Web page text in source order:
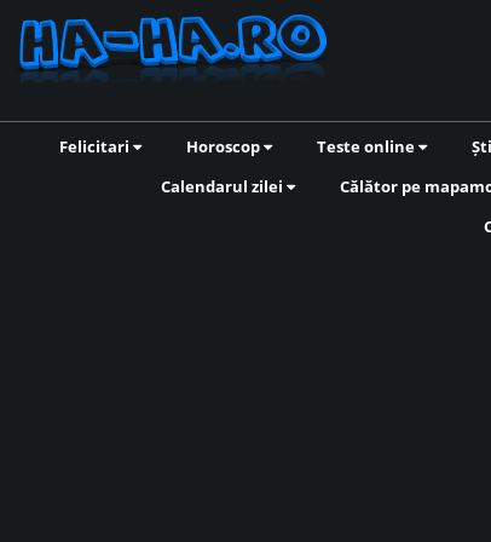
Felicitari Horoscop Teste online
Calendarul zilei
Călător pe